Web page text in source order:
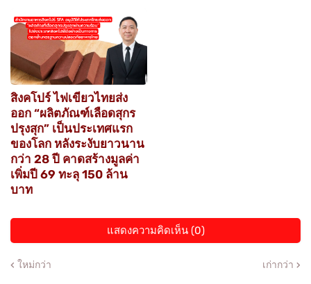
สิงคโปร์ ไฟเขียวไทยส่ง
ออก “ผลิตภัณฑ์เลือดสุกร
ปรุงสุก” เป็นประเทศแรก
ของโลก หลังระงับยาวนาน
กว่า 28 ปี คาดสร้างมูลค่า
เพิ่มปี 69 ทะลุ 150 ล้าน
บาท
แสดงความคิดเห็น (0)
ใหม่กว่า เก่ากว่า